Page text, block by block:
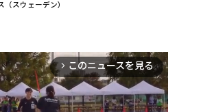
（スウェーデン）
arrow_forward_ios このニュースを見る